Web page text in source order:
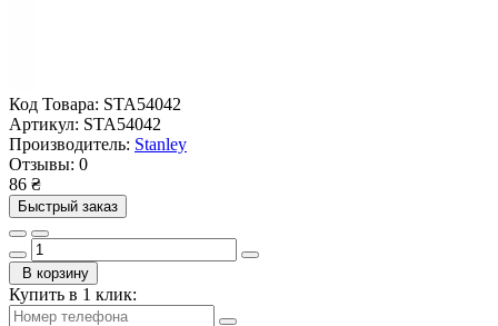
Код Товара: STA54042
Артикул: STA54042
Производитель: Stanley
Отзывы: 0
86 ₴
Быстрый заказ
В корзину
Купить в 1 клик: